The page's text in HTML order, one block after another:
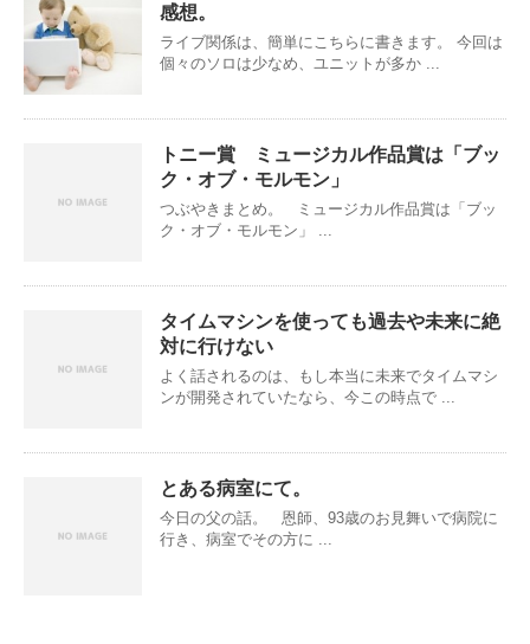
感想。
ライブ関係は、簡単にこちらに書きます。 今回は
個々のソロは少なめ、ユニットが多か ...
トニー賞 ミュージカル作品賞は「ブッ
ク・オブ・モルモン」
つぶやきまとめ。 ミュージカル作品賞は「ブッ
ク・オブ・モルモン」 ...
タイムマシンを使っても過去や未来に絶
対に行けない
よく話されるのは、もし本当に未来でタイムマシ
ンが開発されていたなら、今この時点で ...
とある病室にて。
今日の父の話。 恩師、93歳のお見舞いで病院に
行き、病室でその方に ...